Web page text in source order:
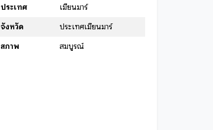
ประเทศ
เมียนมาร์
จังหวัด
ประเทศเมียนมาร์
สภาพ
สมบูรณ์